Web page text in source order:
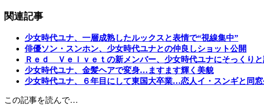
関連記事
少女時代ユナ、一層成熟したルックスと表情で“視線集中”
俳優ソン・スンホン、少女時代ユナとの仲良しショット公開
Ｒｅｄ Ｖｅｌｖｅｔの新メンバー、少女時代ユナにそっくりと
少女時代ユナ、金髪ヘアで変身…ますます輝く美貌
少女時代ユナ、６年目にして東国大卒業…恋人イ・スンギと同窓
この記事を読んで…